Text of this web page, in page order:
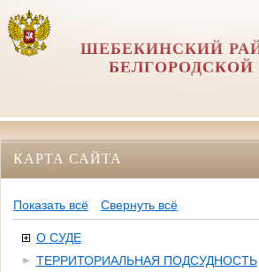
ШЕБЕКИНСКИЙ
БЕЛГОРОДСКОЙ
КАРТА САЙТА
Показать всё Свернуть всё
О СУДЕ
ТЕРРИТОРИАЛЬНАЯ ПОДСУДНОСТЬ